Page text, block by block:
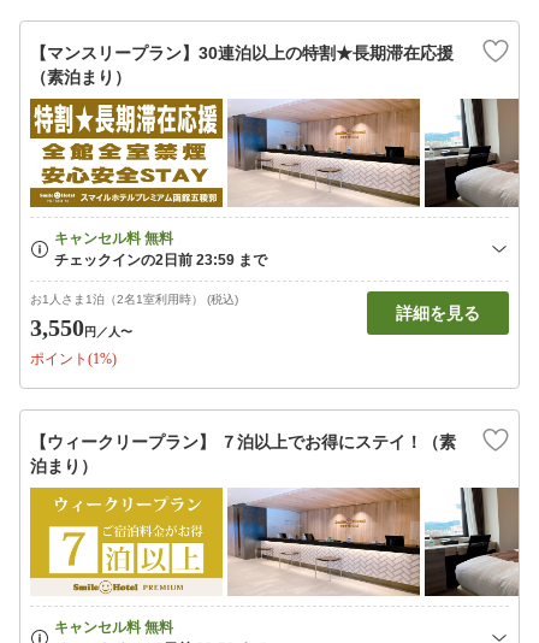
【マンスリープラン】30連泊以上の特割★長期滞在応援
（素泊まり）
お1人さま1泊（2名1室利用時） (税込)
3,550円 ／人〜
ポイント(1%)
詳細を見る
【ウィークリープラン】 ７泊以上でお得にステイ！（素
泊まり）